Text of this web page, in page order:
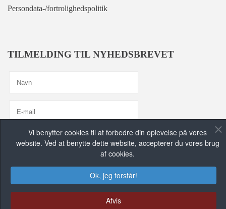
Vi benytter cookies til at forbedre din oplevelse på vores
website. Ved at benytte dette website, accepterer du vores brug
af cookies.
Ok, jeg forstår!
Afvis
Persondata-/fortrolighedspolitik
TILMELDING TIL NYHEDSBREVET
Jeg er enig medPrivatlivspolitik
FIND OS PÅ DE SOCIALE MEDIER